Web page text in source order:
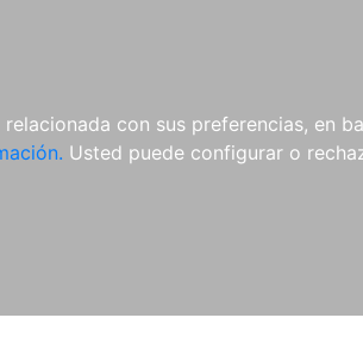
con sus preferencias, en
Usted puede configurar o